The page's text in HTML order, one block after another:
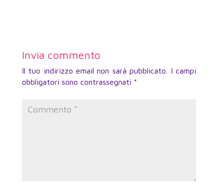
Invia commento
Il tuo indirizzo email non sarà pubblicato.
I campi
obbligatori sono contrassegnati *